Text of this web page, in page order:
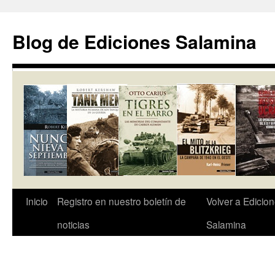
contenido
Blog de Ediciones Salamina
Inicio
Registro en nuestro boletín de
noticias
Volver a
Salamina